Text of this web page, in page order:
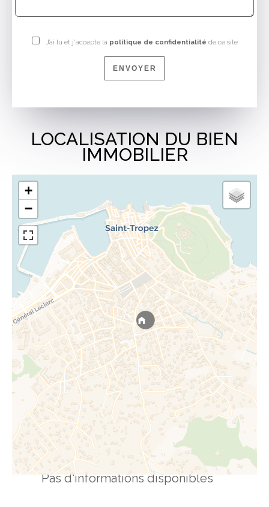
J’ai lu et j'accepte la politique de confidentialité de ce site
ENVOYER
LOCALISATION DU BIEN
IMMOBILIER
+
−
Pas d'informations disponibles